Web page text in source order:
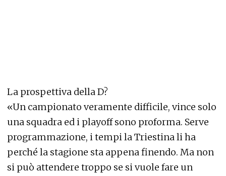
La prospettiva della D?
«Un campionato veramente difficile, vince solo
una squadra ed i playoff sono proforma. Serve
programmazione, i tempi la Triestina li ha
perché la stagione sta appena finendo. Ma non
si può attendere troppo se si vuole fare un